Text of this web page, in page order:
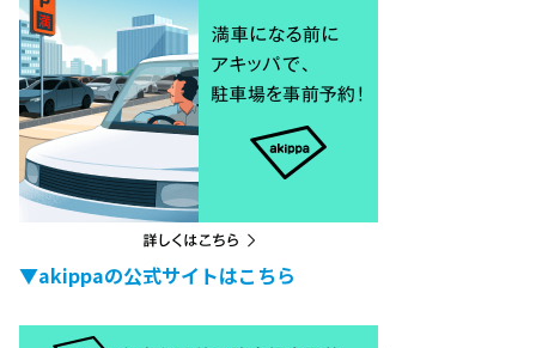
▼akippaの公式サイトはこちら